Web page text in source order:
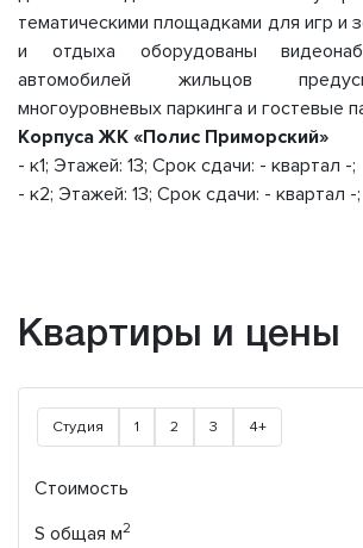
тематическими площадками для игр и
и отдыха оборудованы
автомобилей жильцов
многоуровневых паркинга и гостевые
Корпуса ЖК «Полис Приморский»
- к1; Этажей: 13; Срок сдачи: - квартал -;
- к2; Этажей: 13; Срок сдачи: - квартал -;
Квартиры и цены
Студия 1 2 3 4+
Стоимость
S общая м2